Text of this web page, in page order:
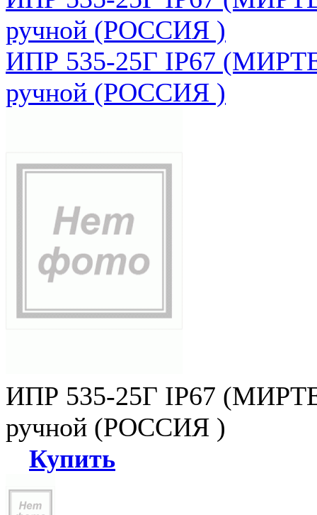
ручной (РОССИЯ )
ИПР 535-25Г IP67
ручной (РОССИЯ )
ИПР 535-25Г IP67
ручной (РОССИЯ )
Купить